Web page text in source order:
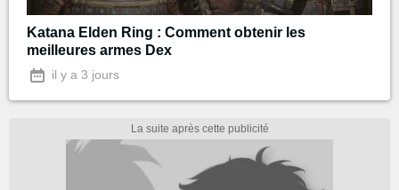
Katana Elden Ring : Comment obtenir les
meilleures armes Dex
il y a 3 jours